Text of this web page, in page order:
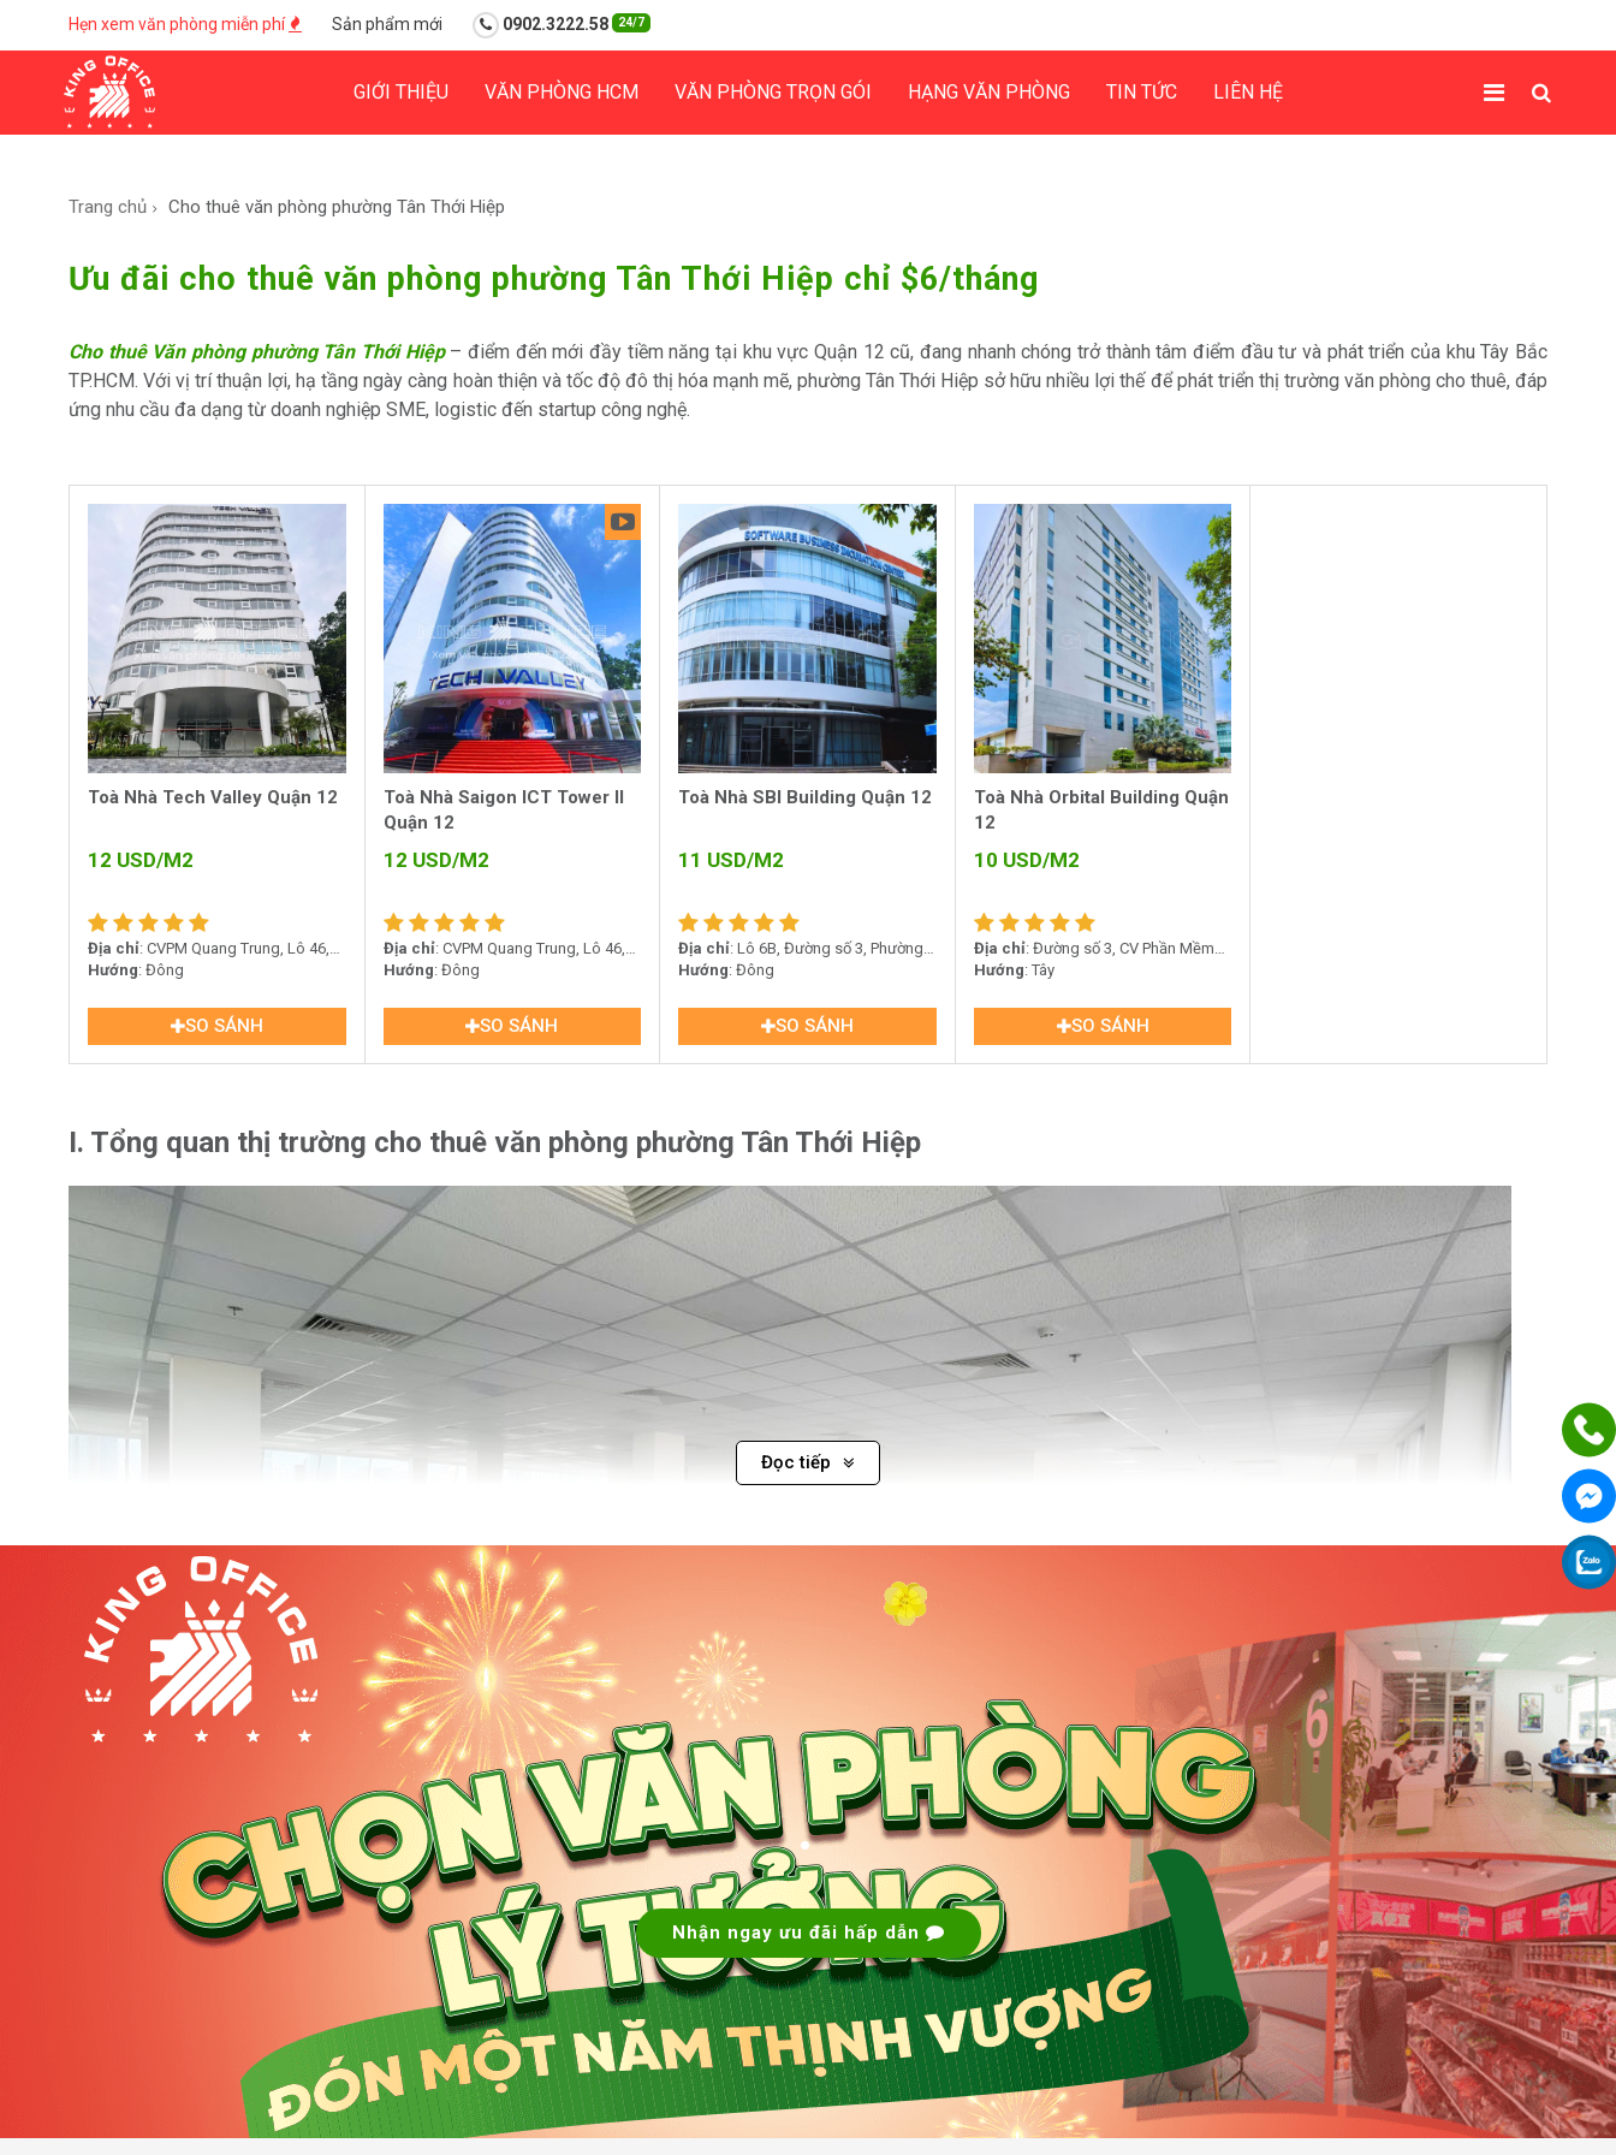
Hẹn xem văn phòng miễn phí Sản phẩm mới 0902.3222.58 24/7
GIỚI THIỆU VĂN PHÒNG HCM VĂN PHÒNG TRỌN GÓI HẠNG VĂN PHÒNG TIN TỨC LIÊN HỆ
Trang chủ Cho thuê văn phòng phường Tân Thới Hiệp
Ưu đãi cho thuê văn phòng phường Tân Thới Hiệp chỉ $6/tháng
Cho thuê Văn phòng phường Tân Thới Hiệp– điểm đến mới đầy tiềm năng tại khu vực Quận 12 cũ, đang nhanh chóng trở thành tâm điểm đầu tư và phát triển của khu Tây Bắc
TP.HCM. Với vị trí thuận lợi, hạ tầng ngày càng hoàn thiện và tốc độ đô thị hóa mạnh mẽ, phường Tân Thới Hiệp sở hữu nhiều lợi thế để phát triển thị trường văn phòng cho thuê, đáp
ứng nhu cầu đa dạng từ doanh nghiệp SME, logistic đến startup công nghệ.
Toà Nhà Tech Valley Quận 12
12 USD/M2
Địa chỉ: CVPM Quang Trung, Lô 46,
Tân Chánh Hiệp, Quận 12, Hồ Chí
Hướng : Đông
SO SÁNH
Toà Nhà Saigon ICT Tower II
Quận 12
12 USD/M2
Địa chỉ: CVPM Quang Trung, Lô 46,
Tân Chánh Hiệp, Quận 12, Hồ Chí
Hướng : Đông
SO SÁNH
Toà Nhà SBI Building Quận 12
11 USD/M2
Địa chỉ: Lô 6B, Đường số 3, Phường
Tân Chánh Hiệp, Quận 12
Hướng : Đông
SO SÁNH
Toà Nhà Orbital Building Quận
12
10 USD/M2
Địa chỉ: Đường số 3, CV Phần Mềm
Quang Trung, Quận 12
Hướng : Tây
SO SÁNH
I. Tổng quan thị trường cho thuê văn phòng phường Tân Thới Hiệp
Cho thuê văn phòng phường Tân Thới Hiệp giá ưu đãi
1. Phường Tân Thới Hiệp sáp nhập bởi phường nào?
Phường Tân Thới Hiệp được sáp nhập bởi các phường Hiệp Thành, phường Tân Thới Hiệp ở Quận 12.
2. Lợi thế về quỹ đất và chi phí mặt bằng cạnh tranh
Đọc tiếp
.
.
Nhận ngay ưu đãi hấp dẫn